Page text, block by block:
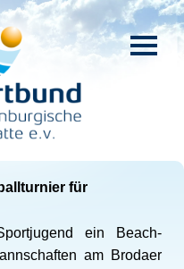
für
ein Beach-
am Brodaer